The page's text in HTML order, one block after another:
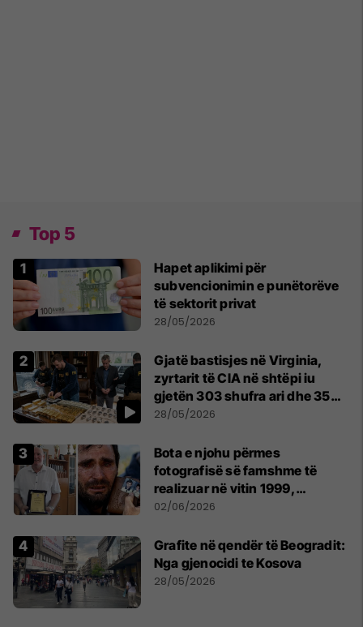
Top 5
Hapet aplikimi për
subvencionimin e punëtorëve
të sektorit privat
28/05/2026
Gjatë bastisjes në Virginia,
zyrtarit të CIA në shtëpi iu
gjetën 303 shufra ari dhe 35
orë luksoze Rolex
28/05/2026
Bota e njohu përmes
fotografisë së famshme të
realizuar në vitin 1999,
pensionohet Xajë Mustafa
02/06/2026
Grafite në qendër të Beogradit:
Nga gjenocidi te Kosova
28/05/2026